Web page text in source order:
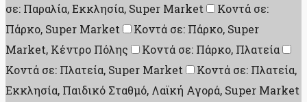
σε: Παραλία, Εκκλησία, Super Market
Κοντά σε:
Πάρκο, Super Market
Κοντά σε: Πάρκο, Super
Market, Κέντρο Πόλης
Κοντά σε: Πάρκο, Πλατεία
Κοντά σε: Πλατεία, Super Market
Κοντά σε: Πλατεία,
Εκκλησία, Παιδικό Σταθμό, Λαϊκή Αγορά, Super Market